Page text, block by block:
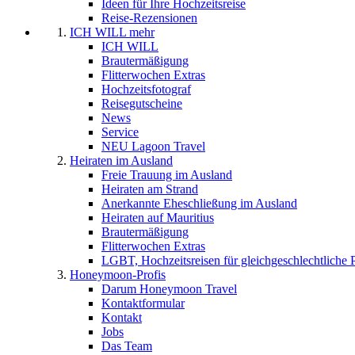
Ideen für Ihre Hochzeitsreise
Reise-Rezensionen
ICH WILL mehr
ICH WILL
Brautermäßigung
Flitterwochen Extras
Hochzeitsfotograf
Reisegutscheine
News
Service
NEU Lagoon Travel
Heiraten im Ausland
Freie Trauung im Ausland
Heiraten am Strand
Anerkannte Eheschließung im Ausland
Heiraten auf Mauritius
Brautermäßigung
Flitterwochen Extras
LGBT, Hochzeitsreisen für gleichgeschlechtliche
Honeymoon-Profis
Darum Honeymoon Travel
Kontaktformular
Kontakt
Jobs
Das Team